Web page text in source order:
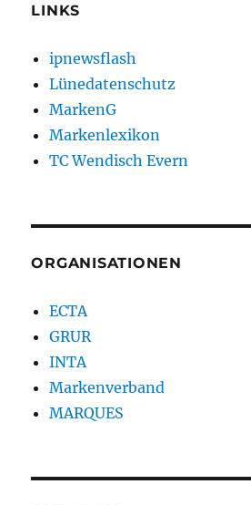
LINKS
ipnewsflash
Lünedatenschutz
MarkenG
Markenlexikon
TC Wendisch Evern
ORGANISATIONEN
ECTA
GRUR
INTA
Markenverband
MARQUES